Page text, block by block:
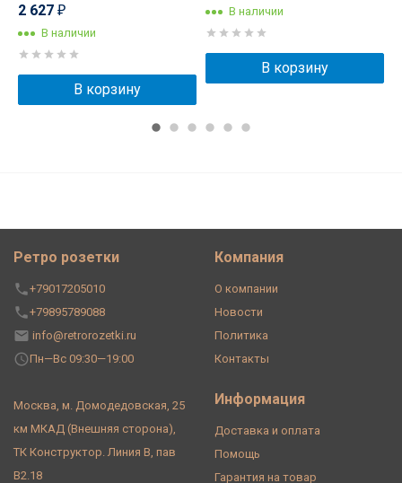
2 627 ₽
В наличии
В корзину
В наличии
В корзину
Ретро розетки
+79017205010
+79895789088
info@retrorozetki.ru
Пн—Вс 09:30—19:00
Москва, м. Домодедовская, 25
км МКАД (Внешняя сторона),
ТК Конструктор. Линия В, пав
В2.18
Компания
О компании
Новости
Политика
Контакты
Информация
Доставка и оплата
Помощь
Гарантия на товар